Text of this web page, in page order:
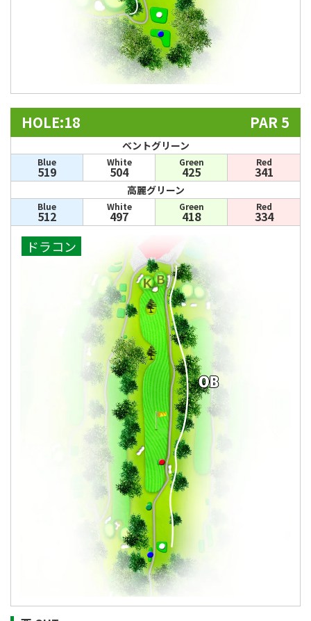
HOLE:18 PAR 5
ベントグリーン
Blue
519
White
504
Green
425
Red
341
高麗グリーン
Blue
512
White
497
Green
418
Red
334
ドラコン